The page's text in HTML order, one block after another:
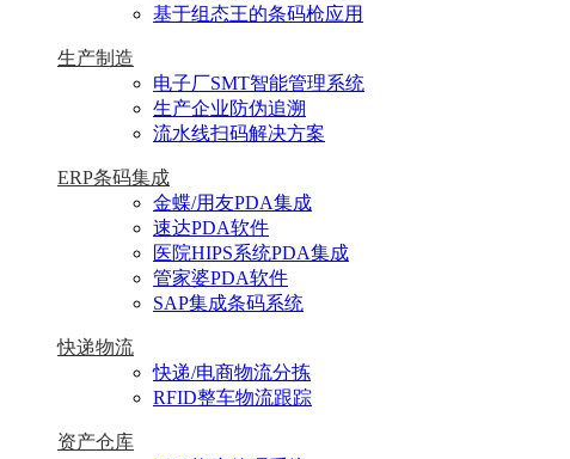
基于组态王的条码枪应用
生产制造
电子厂SMT智能管理系统
生产企业防伪追溯
流水线扫码解决方案
ERP条码集成
金蝶/用友PDA集成
速达PDA软件
医院HIPS系统PDA集成
管家婆PDA软件
SAP集成条码系统
快递物流
快递/电商物流分拣
RFID整车物流跟踪
资产仓库